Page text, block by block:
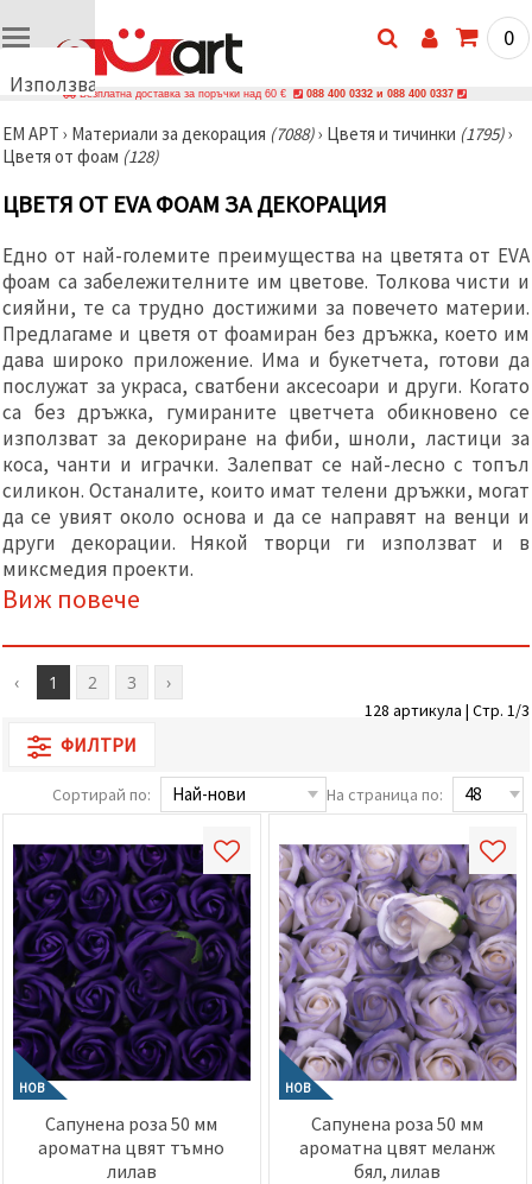
Използваме
🍪
Използваме
и подобни
технологии,
осигурим
правилната
работа на
сайта, да
подобрим
твоето
изживяване
и, с твое
съгласие,
анализираме
трафика и
да
показваме
по-
релевантно
съдържание
и реклами,
включително
за анализ
и
Можеш да
използваме
"бисквитки"
като
натиснеш
"Приеми
всички!"
или да
посочиш
предпочитанията
си в
"Настройки",
като
избереш
дадения
вид
"бисквитки"
и кликнеш
бутона
0
Безплатна доставка за поръчки над 60 € 088 400 0332 и 088 400 0337
ЕМ АРТ › Материали за декорация (7088)› Цветя и тичинки (1795)›
Цветя от фоам (128)
ЦВЕТЯ ОТ EVA ФОАМ ЗА ДЕКОРАЦИЯ
Едно от най-големите преимущества на цветята от EVA
фоам са забележителните им цветове. Толкова чисти и
сияйни, те са трудно достижими за повечето материи.
Предлагаме и цветя от фоамиран без дръжка, което им
дава широко приложение. Има и букетчета, готови да
послужат за украса, сватбени аксесоари и други. Когато
са без дръжка, гумираните цветчета обикновено се
използват за декориране на фиби, шноли, ластици за
коса, чанти и играчки. Залепват се най-лесно с топъл
силикон. Останалите, които имат телени дръжки, могат
да се увият около основа и да се направят на венци и
други декорации. Някой творци ги използват и в
миксмедия проекти.
Виж повече
‹ 1 2 3 ›
128 артикула | Стр. 1/3
ФИЛТРИ
Сортирай по: На страница по:
НОВ
Сапунена роза 50 мм
ароматна цвят тъмно
лилав
НОВ
Сапунена роза 50 мм
ароматна цвят меланж
бял, лилав